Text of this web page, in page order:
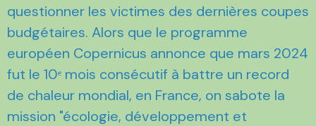
questionner les victimes des dernières coupes
budgétaires. Alors que le programme
européen Copernicus annonce que mars 2024
fut le 10ᵉ mois consécutif à battre un record
de chaleur mondial, en France, on sabote la
mission "écologie, développement et